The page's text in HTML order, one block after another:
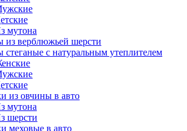
мутона
из верблюжьей шерсти
с натуральным утеплителем
из овчины в авто
мутона
шерсти
меховые в авто